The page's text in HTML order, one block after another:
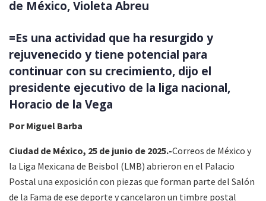
de México, Violeta Abreu
=Es una actividad que ha resurgido y
rejuvenecido y tiene potencial para
continuar con su crecimiento, dijo el
presidente ejecutivo de la liga nacional,
Horacio de la Vega
Por Miguel Barba
Ciudad de México, 25 de junio de 2025.-Correos de México y
la Liga Mexicana de Beisbol (LMB) abrieron en el Palacio
Postal una exposición con piezas que forman parte del Salón
de la Fama de ese deporte y cancelaron un timbre postal